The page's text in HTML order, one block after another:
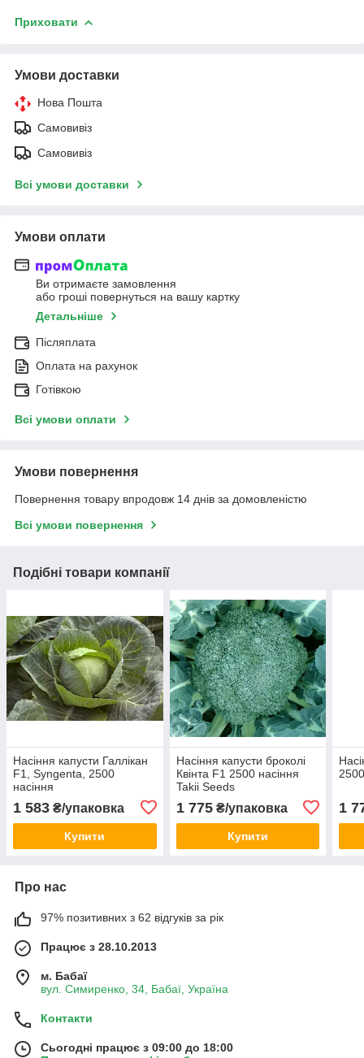
Приховати
Умови доставки
Нова Пошта
Самовивіз
Самовивіз
Всі умови доставки
Умови оплати
Ви отримаєте замовлення
або гроші повернуться на вашу картку
Детальніше
Післяплата
Оплата на рахунок
Готівкою
Всі умови оплати
Умови повернення
Повернення товару впродовж 14 днів за домовленістю
Всі умови повернення
Подібні товари компанії
Насіння капусти Галлікан
F1, Syngenta, 2500
насіння
1 583 ₴/упаковка
Купити
Насіння капусти броколі
Квінта F1 2500 насіння
Takii Seeds
1 775₴/упаковка
Купити
1
Про нас
97% позитивних з 62 відгуків за рік
Працює з 28.10.2013
м. Бабаї
вул. Симиренко, 34, Бабаї, Україна
Контакти
Сьогодні працює з 09:00 до 18:00